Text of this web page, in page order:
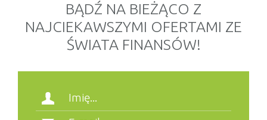
BĄDŹ NA BIEŻĄCO Z
NAJCIEKAWSZYMI OFERTAMI ZE
ŚWIATA FINANSÓW!